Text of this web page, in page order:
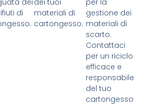
di
materiali di
cartongesso.
gestione dei
materiali di
scarto.
Contattaci
per un riciclo
efficace e
responsabile
del tuo
cartongesso